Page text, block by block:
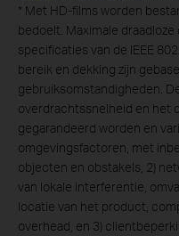
* Met HD-films worden
bedoelt. Maximale
specificaties van de IEEE
bereik en dekking zijn
gebruiksomstandigheden.
overdrachtssnelheid en het
gegarandeerd worden en
omgevingsfactoren, met
objecten en obstakels, 2)
van lokale interferentie,
locatie van het product,
overhead, en 3)